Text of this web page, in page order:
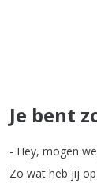
Je bent
- Hey, mogen we
Zo wat heb jij op